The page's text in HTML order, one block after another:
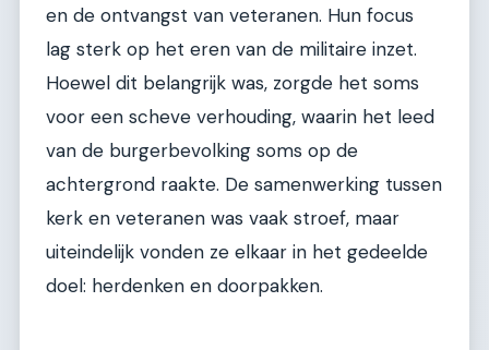
en de ontvangst van veteranen. Hun focus
lag sterk op het eren van de militaire inzet.
Hoewel dit belangrijk was, zorgde het soms
voor een scheve verhouding, waarin het leed
van de burgerbevolking soms op de
achtergrond raakte. De samenwerking tussen
kerk en veteranen was vaak stroef, maar
uiteindelijk vonden ze elkaar in het gedeelde
doel: herdenken en doorpakken.